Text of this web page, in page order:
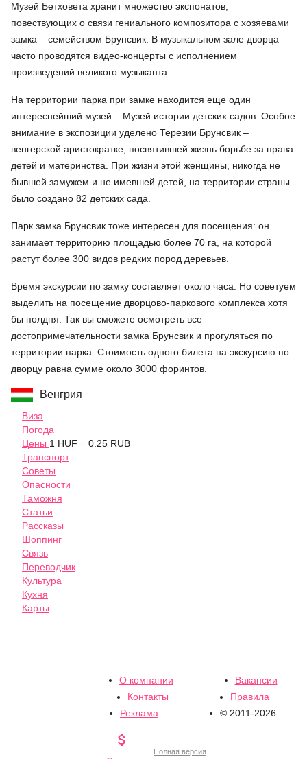
Музей Бетховета хранит множество экспонатов,
повествующих о связи гениального композитора с хозяевами
замка – семейством Брунсвик. В музыкальном зале дворца
часто проводятся видео-концерты с исполнением
произведений великого музыканта.
На территории парка при замке находится еще один
интереснейший музей – Музей истории детских садов. Особое
внимание в экспозиции уделено Терезии Брунсвик –
венгерской аристократке, посвятившей жизнь борьбе за права
детей и материнства. При жизни этой женщины, никогда не
бывшей замужем и не имевшей детей, на территории страны
было создано 82 детских сада.
Парк замка Брунсвик тоже интересен для посещения: он
занимает территорию площадью более 70 га, на которой
растут более 300 видов редких пород деревьев.
Время экскурсии по замку составляет около часа. Но советуем
выделить на посещение дворцово-паркового комплекса хотя
бы полдня. Так вы сможете осмотреть все
достопримечательности замка Брунсвик и прогуляться по
территории парка. Стоимость одного билета на экскурсию по
дворцу равна сумме около 3000 форинтов.
Венгрия
Виза
Погода
Цены 1 HUF = 0.25 RUB
Транспорт
Советы
Опасности
Таможня
Статьи
Рассказы
Шоппинг
Связь
Переводчик
Культура
Кухня
Карты
О компании
Вакансии
Контакты
Правила
Реклама
© 2011-2026

Полная версия